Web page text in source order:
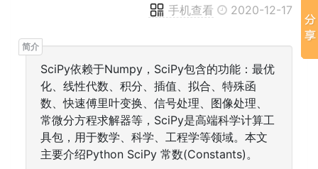
手机查看 2020-12-17
SciPy依赖于Numpy，SciPy包含的功能：最优
化、线性代数、积分、插值、拟合、特殊函
数、快速傅里叶变换、信号处理、图像处理、
常微分方程求解器等，SciPy是高端科学计算工
具包，用于数学、科学、工程学等领域。本文
主要介绍Python SciPy 常数(Constants)。